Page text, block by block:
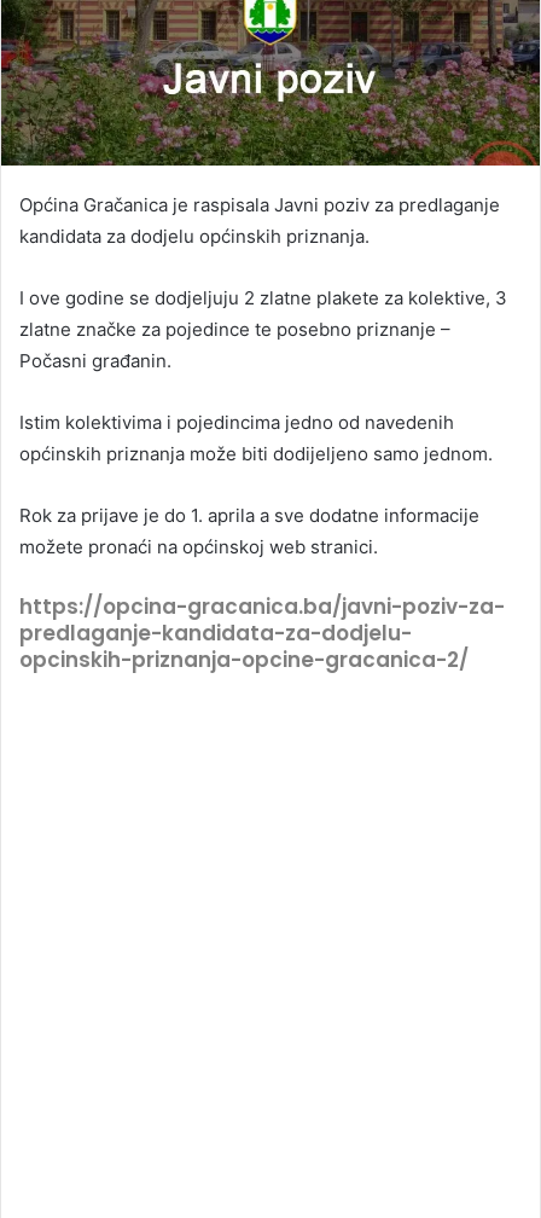
Općina Gračanica je raspisala Javni poziv za predlaganje
kandidata za dodjelu općinskih priznanja.
I ove godine se dodjeljuju 2 zlatne plakete za kolektive, 3
zlatne značke za pojedince te posebno priznanje –
Počasni građanin.
Istim kolektivima i pojedincima jedno od navedenih
općinskih priznanja može biti dodijeljeno samo jednom.
Rok za prijave je do 1. aprila a sve dodatne informacije
možete pronaći na općinskoj web stranici.
https://opcina-gracanica.ba/javni-poziv-za-
predlaganje-kandidata-za-dodjelu-
opcinskih-priznanja-opcine-gracanica-2/